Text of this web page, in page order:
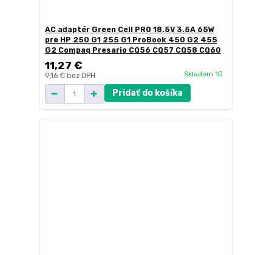
AC adaptér Green Cell PRO 18.5V 3.5A 65W
pre HP 250 G1 255 G1 ProBook 450 G2 455
G2 Compaq Presario CQ56 CQ57 CQ58 CQ60
11,27 €
9,16 € bez DPH Skladom 10
Pridať do košíka